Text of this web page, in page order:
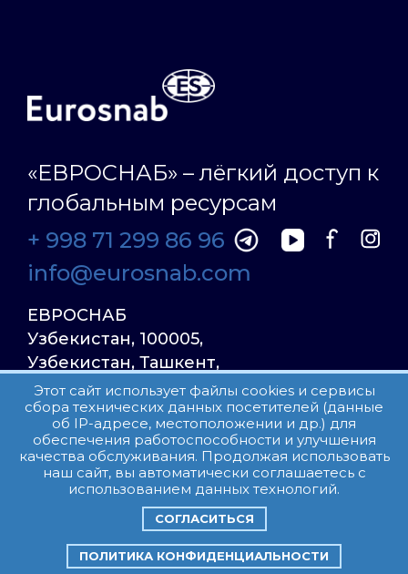
«ЕВРОСНАБ» – лёгкий доступ к
глобальным ресурсам
+ 998 71 299 86 96
info@eurosnab.com
ЕВРОСНАБ
Узбекистан, 100005,
Узбекистан, Ташкент,
Улица Фаргона Йули
23, дом 31
Все права защищены.
Пользовательское соглашение
Этот сайт использует файлы cookies и сервисы
сбора технических данных посетителей (данные
об IP-адресе, местоположении и др.) для
обеспечения работоспособности и улучшения
качества обслуживания. Продолжая использовать
наш сайт, вы автоматически соглашаетесь с
использованием данных технологий.
СОГЛАСИТЬСЯ
ПОЛИТИКА КОНФИДЕНЦИАЛЬНОСТИ